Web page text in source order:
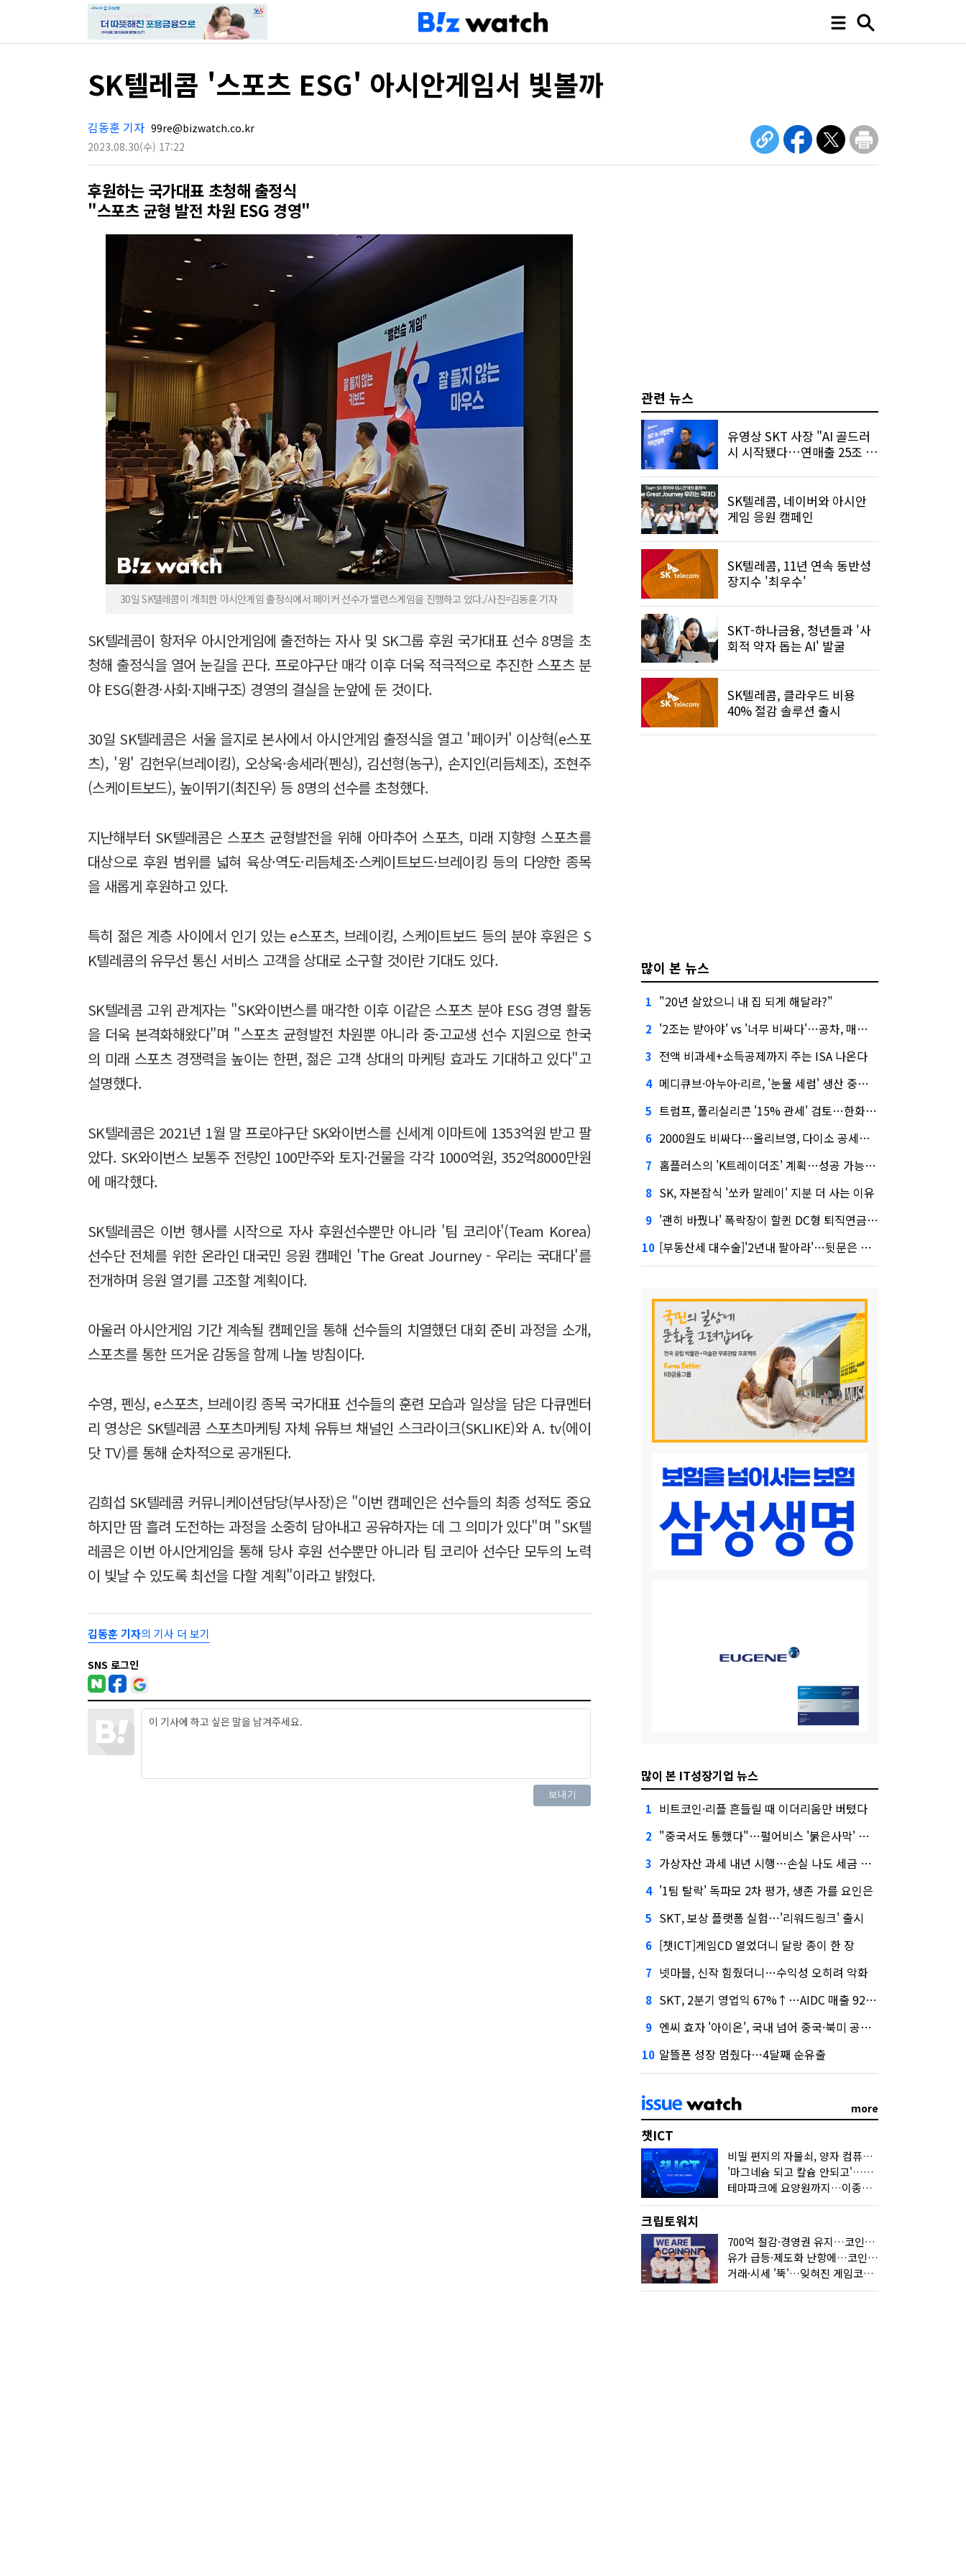
SK텔레콤 '스포츠 ESG' 아시안게임서 빛볼까
김동훈 기자 99re@bizwatch.co.kr
2023.08.30(수) 17:22
후원하는 국가대표 초청해 출정식
"스포츠 균형 발전 차원 ESG 경영"
30일 SK텔레콤이 개최한 아시안게임 출정식에서 페이커 선수가 밸런스게임을 진행하고 있다./사진=김동훈 기자
SK텔레콤이 항저우 아시안게임에 출전하는 자사 및 SK그룹 후원 국가대표 선수 8명을 초
청해 출정식을 열어 눈길을 끈다. 프로야구단 매각 이후 더욱 적극적으로 추진한 스포츠 분
야 ESG(환경·사회·지배구조) 경영의 결실을 눈앞에 둔 것이다.
30일 SK텔레콤은 서울 을지로 본사에서 아시안게임 출정식을 열고 '페이커' 이상혁(e스포
츠), '윙' 김헌우(브레이킹), 오상욱·송세라(펜싱), 김선형(농구), 손지인(리듬체조), 조현주
(스케이트보드), 높이뛰기(최진우) 등 8명의 선수를 초청했다.
지난해부터 SK텔레콤은 스포츠 균형발전을 위해 아마추어 스포츠, 미래 지향형 스포츠를
대상으로 후원 범위를 넓혀 육상·역도·리듬체조·스케이트보드·브레이킹 등의 다양한 종목
을 새롭게 후원하고 있다.
특히 젊은 계층 사이에서 인기 있는 e스포츠, 브레이킹, 스케이트보드 등의 분야 후원은 S
K텔레콤의 유무선 통신 서비스 고객을 상대로 소구할 것이란 기대도 있다.
SK텔레콤 고위 관계자는 "SK와이번스를 매각한 이후 이같은 스포츠 분야 ESG 경영 활동
을 더욱 본격화해왔다"며 "스포츠 균형발전 차원뿐 아니라 중·고교생 선수 지원으로 한국
의 미래 스포츠 경쟁력을 높이는 한편, 젊은 고객 상대의 마케팅 효과도 기대하고 있다"고
설명했다.
SK텔레콤은 2021년 1월 말 프로야구단 SK와이번스를 신세계 이마트에 1353억원 받고 팔
았다. SK와이번스 보통주 전량인 100만주와 토지·건물을 각각 1000억원, 352억8000만원
에 매각했다.
SK텔레콤은 이번 행사를 시작으로 자사 후원선수뿐만 아니라 '팀 코리아'(Team Korea)
선수단 전체를 위한 온라인 대국민 응원 캠페인 'The Great Journey - 우리는 국대다'를
전개하며 응원 열기를 고조할 계획이다.
아울러 아시안게임 기간 계속될 캠페인을 통해 선수들의 치열했던 대회 준비 과정을 소개,
스포츠를 통한 뜨거운 감동을 함께 나눌 방침이다.
수영, 펜싱, e스포츠, 브레이킹 종목 국가대표 선수들의 훈련 모습과 일상을 담은 다큐멘터
리 영상은 SK텔레콤 스포츠마케팅 자체 유튜브 채널인 스크라이크(SKLIKE)와 A. tv(에이
닷 TV)를 통해 순차적으로 공개된다.
김희섭 SK텔레콤 커뮤니케이션담당(부사장)은 "이번 캠페인은 선수들의 최종 성적도 중요
하지만 땀 흘려 도전하는 과정을 소중히 담아내고 공유하자는 데 그 의미가 있다"며 "SK텔
레콤은 이번 아시안게임을 통해 당사 후원 선수뿐만 아니라 팀 코리아 선수단 모두의 노력
이 빛날 수 있도록 최선을 다할 계획"이라고 밝혔다.
김동훈 기자의 기사 더 보기
SNS 로그인
관련 뉴스
유영상 SKT 사장 "AI 골드러
시 시작됐다…연매출 25조 목
SK텔레콤, 네이버와 아시안
게임 응원 캠페인
SK텔레콤, 11년 연속 동반성
장지수 '최우수'
SKT-하나금융, 청년들과 '사
회적 약자 돕는 AI' 발굴
SK텔레콤, 클라우드 비용
40% 절감 솔루션 출시
많이 본 뉴스
1 "20년 살았으니 내 집 되게 해달라?"
2 '2조는 받아야' vs '너무 비싸다'…공차, 매각 성공할까
3 전액 비과세+소득공제까지 주는 ISA 나온다
4 메디큐브·아누아·리르, '눈물 세럼' 생산 중단한다
5 트럼프, 폴리실리콘 '15% 관세' 검토…한화큐셀·OCI 영향은?
6 2000원도 비싸다…올리브영, 다이소 공세에 '가성비'로 맞불
7 홈플러스의 'K트레이더조' 계획…성공 가능성은 '글쎄'
8 SK, 자본잠식 '쏘카 말레이' 지분 더 사는 이유
9 '괜히 바꿨나' 폭락장이 할퀸 DC형 퇴직연금…전문가 조언은
10 [부동산세 대수술]'2년내 팔아라'…뒷문은 열었다
많이 본 IT성장기업 뉴스
1 비트코인·리플 흔들릴 때 이더리움만 버텼다
2 "중국서도 통했다"…펄어비스 '붉은사막' 최고 게임상
3 가상자산 과세 내년 시행…손실 나도 세금 낸다고?
4 '1팀 탈락' 독파모 2차 평가, 생존 가를 요인은
5 SKT, 보상 플랫폼 실험…'리워드링크' 출시
6 [챗ICT]게임CD 열었더니 달랑 종이 한 장
7 넷마블, 신작 힘줬더니…수익성 오히려 악화
8 SKT, 2분기 영업익 67%↑…AIDC 매출 92% 급증
9 엔씨 효자 '아이온', 국내 넘어 중국·북미 공략 나선다
10 알뜰폰 성장 멈췄다…4달째 순유출
more
챗ICT
비밀 편지의 자물쇠, 양자 컴퓨터가 연다
'마그네슘 되고 칼슘 안되고'…다음 'AI 요약' 갈 길은
테마파크에 요양원까지…이종사업 눈독 들이는 게임사
크립토워치
700억 절감·경영권 유지…코인원의 '영리한 딜'
유가 급등·제도화 난항에…코인 또 '멈칫'
거래·시세 '뚝'…잊혀진 게임코인들